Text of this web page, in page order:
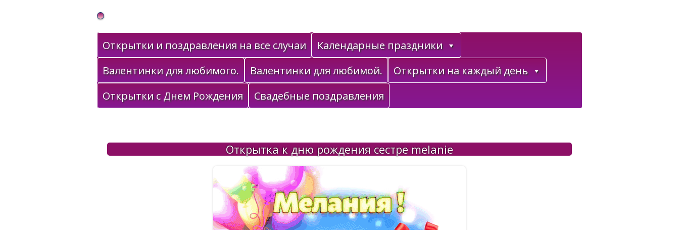
Gif Открытки в подарок
Открытки и поздравления на все случаи
Календарные праздники
Валентинки для любимого.
Валентинки для любимой.
Открытки на каждый день
Открытки с Днем Рождения
Свадебные поздравления
Открытка к дню рождения сестре melanie